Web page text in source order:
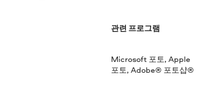
관련 프로그램
Microsoft 포토, Apple
포토, Adobe® 포토샵®